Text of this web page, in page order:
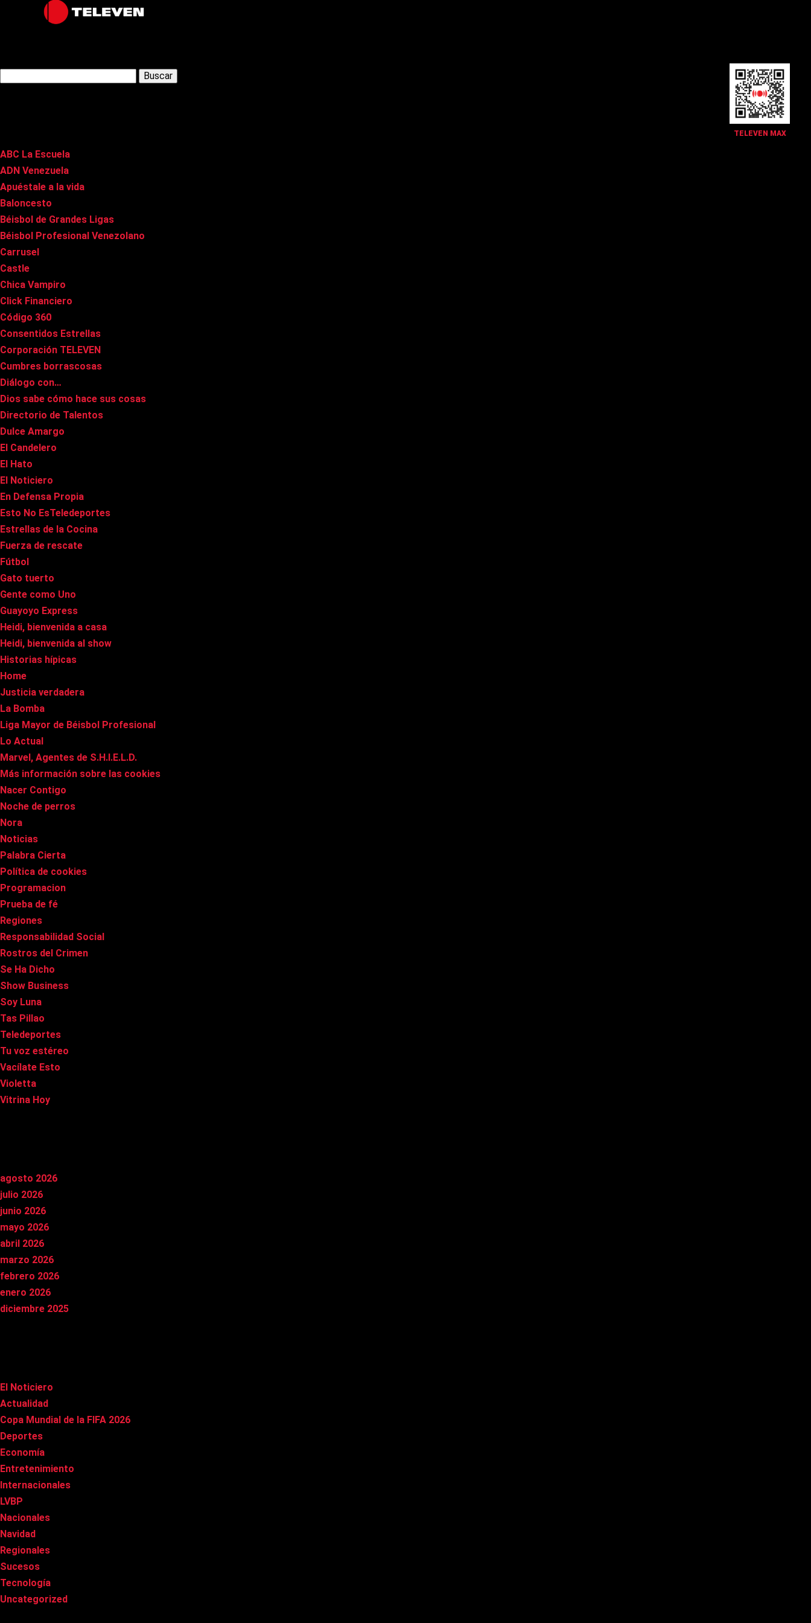
TELEVEN MAX
Latest Posts
ABC La Escuela
ADN Venezuela
Apuéstale a la vida
Baloncesto
Béisbol de Grandes Ligas
Béisbol Profesional Venezolano
Carrusel
Castle
Chica Vampiro
Click Financiero
Código 360
Consentidos Estrellas
Corporación TELEVEN
Cumbres borrascosas
Diálogo con…
Dios sabe cómo hace sus cosas
Directorio de Talentos
Dulce Amargo
El Candelero
El Hato
El Noticiero
En Defensa Propia
Esto No EsTeledeportes
Estrellas de la Cocina
Fuerza de rescate
Fútbol
Gato tuerto
Gente como Uno
Guayoyo Express
Heidi, bienvenida a casa
Heidi, bienvenida al show
Historias hípicas
Home
Justicia verdadera
La Bomba
Liga Mayor de Béisbol Profesional
Lo Actual
Marvel, Agentes de S.H.I.E.L.D.
Más información sobre las cookies
Nacer Contigo
Noche de perros
Nora
Noticias
Palabra Cierta
Política de cookies
Programacion
Prueba de fé
Regiones
Responsabilidad Social
Rostros del Crimen
Se Ha Dicho
Show Business
Soy Luna
Tas Pillao
Teledeportes
Tu voz estéreo
Vacílate Esto
Violetta
Vitrina Hoy
agosto 2026
julio 2026
junio 2026
mayo 2026
abril 2026
marzo 2026
febrero 2026
enero 2026
diciembre 2025
El Noticiero
Actualidad
Copa Mundial de la FIFA 2026
Deportes
Economía
Entretenimiento
Internacionales
LVBP
Nacionales
Navidad
Regionales
Sucesos
Tecnología
Uncategorized